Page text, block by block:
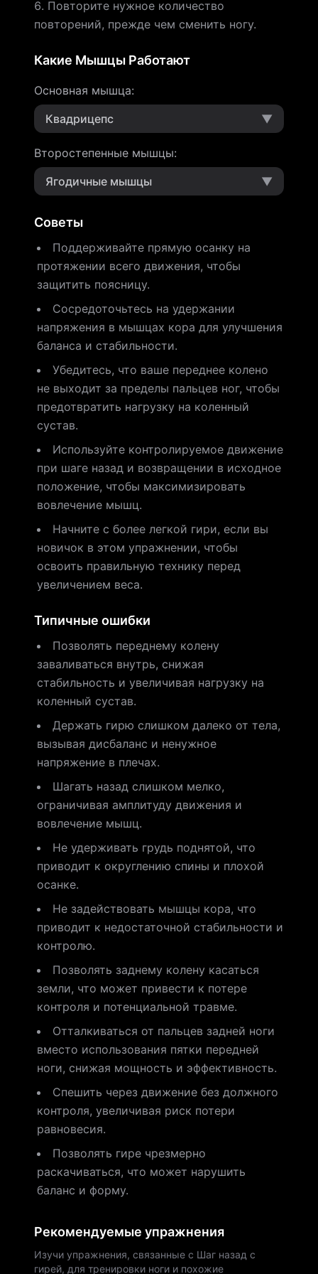
Повторите нужное количество
повторений, прежде чем сменить ногу.
Какие Мышцы Работают
Основная мышца:
Квадрицепс
▼
Второстепенные мышцы:
Ягодичные мышцы
▼
Советы
Поддерживайте прямую осанку на
протяжении всего движения, чтобы
защитить поясницу.
Сосредоточьтесь на удержании
напряжения в мышцах кора для улучшения
баланса и стабильности.
Убедитесь, что ваше переднее колено
не выходит за пределы пальцев ног, чтобы
предотвратить нагрузку на коленный
сустав.
Используйте контролируемое движение
при шаге назад и возвращении в исходное
положение, чтобы максимизировать
вовлечение мышц.
Начните с более легкой гири, если вы
новичок в этом упражнении, чтобы
освоить правильную технику перед
увеличением веса.
Типичные ошибки
Позволять переднему колену
заваливаться внутрь, снижая
стабильность и увеличивая нагрузку на
коленный сустав.
Держать гирю слишком далеко от тела,
вызывая дисбаланс и ненужное
напряжение в плечах.
Шагать назад слишком мелко,
ограничивая амплитуду движения и
вовлечение мышц.
Не удерживать грудь поднятой, что
приводит к округлению спины и плохой
осанке.
Не задействовать мышцы кора, что
приводит к недостаточной стабильности и
контролю.
Позволять заднему колену касаться
земли, что может привести к потере
контроля и потенциальной травме.
Отталкиваться от пальцев задней ноги
вместо использования пятки передней
ноги, снижая мощность и эффективность.
Спешить через движение без должного
контроля, увеличивая риск потери
равновесия.
Позволять гире чрезмерно
раскачиваться, что может нарушить
баланс и форму.
Рекомендуемые упражнения
Изучи упражнения, связанные с Шаг назад с
гирей, для тренировки ноги и похожие